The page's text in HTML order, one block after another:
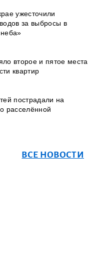
ужесточили
за выбросы в
второе и пятое места
квартир
пострадали на
расселённой
ВСЕ НОВОСТИ